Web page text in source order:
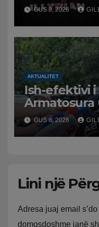
dyqanit të
policia nis
ngjarjen
GUS 8, 2026
AKTUALITET
Ish-efektivi
Armatosura
kallashnikov
fëmijërisë,
Hetimit:
GUS 8, 2026
Lini një
Adresa juaj email
domosdoshme janë